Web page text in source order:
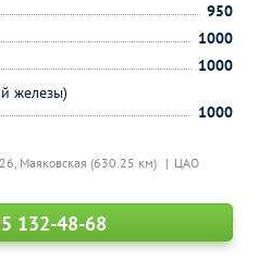
Маяковская (630.25 км) ЦАО
950
1000
1000
железы)
1000
132-48-68